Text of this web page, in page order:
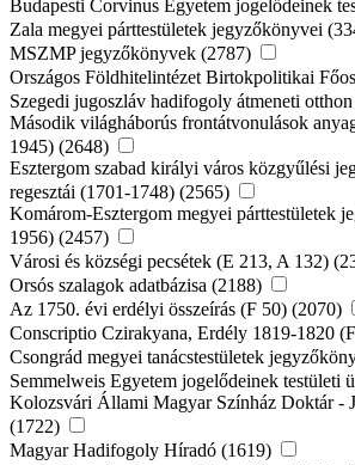
Budapesti Corvinus Egyetem jogelődeinek
Zala megyei párttestületek jegyzőkönyvei
MSZMP jegyzőkönyvek (2787)
Országos Földhitelintézet Birtokpolitikai
Szegedi jugoszláv hadifogoly átmeneti
Második világháborús frontátvonulások
1945) (2648)
Esztergom szabad királyi város közgyűlési
regesztái (1701-1748) (2565)
Komárom-Esztergom megyei párttestületek
1956) (2457)
Városi és községi pecsétek (E 213, A 132)
Orsós szalagok adatbázisa (2188)
Az 1750. évi erdélyi összeírás (F 50) (2070)
Conscriptio Czirakyana, Erdély 1819-1820
Csongrád megyei tanácstestületek
Semmelweis Egyetem jogelődeinek testületi
Kolozsvári Állami Magyar Színház Doktár -
(1722)
Magyar Hadifogoly Híradó (1619)